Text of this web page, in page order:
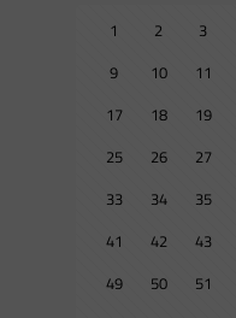
1 2 3
9
10 11
17
18 19
25
26 27
33
34 35
41
42 43
49
50 51